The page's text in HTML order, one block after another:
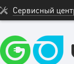
Сервисный